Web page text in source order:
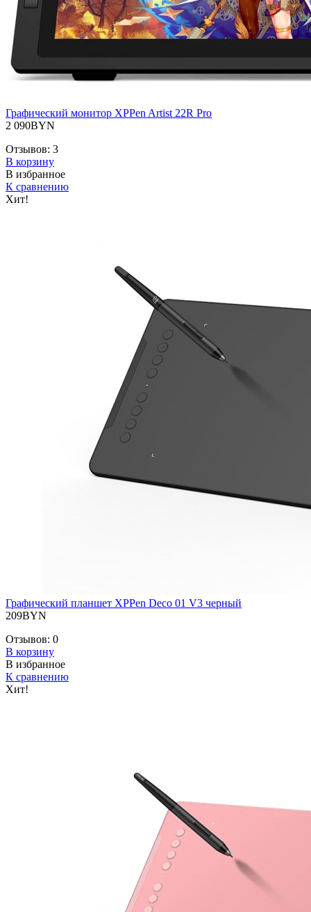
Графический монитор XPPen Artist 22R Pro
2 090BYN
Отзывов: 3
В корзину
В избранное
К сравнению
Хит!
Графический планшет XPPen Deco 01 V3 черный
209BYN
Отзывов: 0
В корзину
В избранное
К сравнению
Хит!